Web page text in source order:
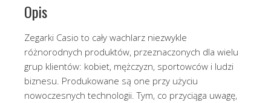
Opis
Zegarki Casio to cały wachlarz niezwykle
różnorodnych produktów, przeznaczonych dla wielu
grup klientów: kobiet, mężczyzn, sportowców i ludzi
biznesu. Produkowane są one przy użyciu
nowoczesnych technologii. Tym, co przyciąga uwagę,